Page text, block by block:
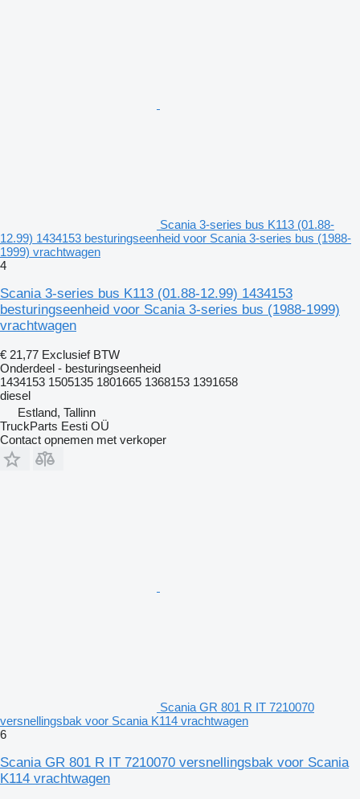
Scania 3-series bus K113 (01.88-
12.99) 1434153 besturingseenheid voor Scania 3-series bus (1988-
1999) vrachtwagen
4
Scania 3-series bus K113 (01.88-12.99) 1434153
besturingseenheid voor Scania 3-series bus (1988-1999)
vrachtwagen
€ 21,77 Exclusief BTW
Onderdeel - besturingseenheid
1434153 1505135 1801665 1368153 1391658
diesel
Estland, Tallinn
TruckParts Eesti OÜ
Contact opnemen met verkoper
Scania GR 801 R IT 7210070
versnellingsbak voor Scania K114 vrachtwagen
6
Scania GR 801 R IT 7210070 versnellingsbak voor Scania
K114 vrachtwagen